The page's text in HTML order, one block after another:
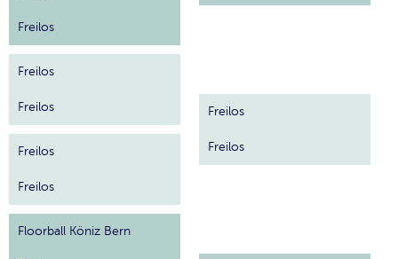
Freilos
Freilos
Freilos
Freilos
Freilos
Floorball Köniz Bern
Freilos
Freilos